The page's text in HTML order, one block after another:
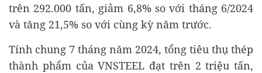
trên 292.000 tấn, giảm 6,8% so với tháng 6/2024
và tăng 21,5% so với cùng kỳ năm trước.
Tính chung 7 tháng năm 2024, tổng tiêu thụ thép
thành phẩm của VNSTEEL đạt trên 2 triệu tấn,